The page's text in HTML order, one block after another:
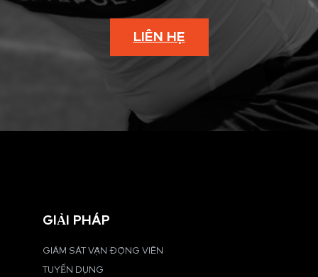
LIÊN HỆ
GIẢI PHÁP
GIÁM SÁT VẬN ĐỘNG VIÊN
TUYỂN DỤNG